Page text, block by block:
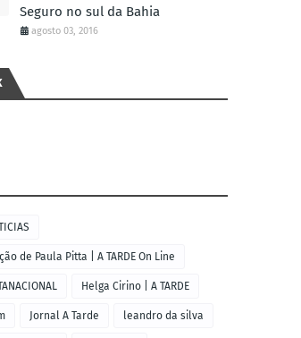
Seguro no sul da Bahia
agosto 03, 2016
de Paula Pitta | A TARDE On Line
Helga Cirino | A TARDE
Jornal A Tarde leandro da silva